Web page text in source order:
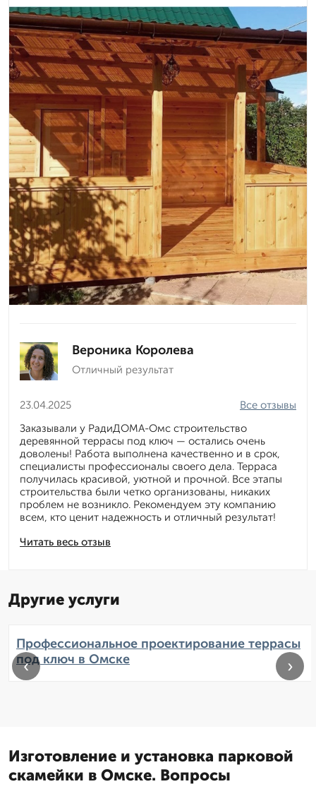
Вероника Королева
Отличный результат
23.04.2025
Читать весь отзыв
Все отзывы
Заказывали у РадиДОМА-Омс строительство
деревянной террасы под ключ — остались очень
доволены! Работа выполнена качественно и в срок,
специалисты профессионалы своего дела. Терраса
получилась красивой, уютной и прочной. Все этапы
строительства были четко организованы, никаких
проблем не возникло. Рекомендуем эту компанию
всем, кто ценит надежность и отличный результат!
Другие услуги
Профессиональное проектирование террасы
под ключ в Омске
‹ ›
Изготовление и установка парковой
скамейки в Омске. Вопросы